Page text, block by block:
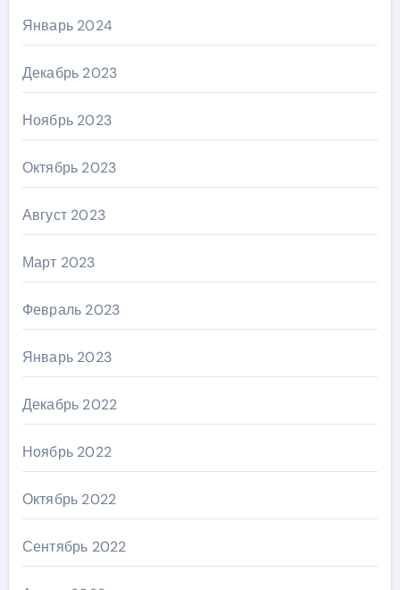
Январь 2024
Декабрь 2023
Ноябрь 2023
Октябрь 2023
Август 2023
Март 2023
Февраль 2023
Январь 2023
Декабрь 2022
Ноябрь 2022
Октябрь 2022
Сентябрь 2022